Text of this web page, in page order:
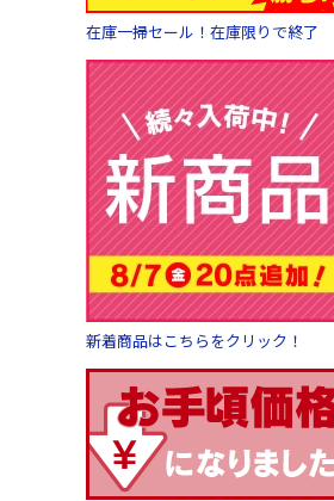
在庫一掃セール！在庫限りで終了
新着商品はこちらをクリック！